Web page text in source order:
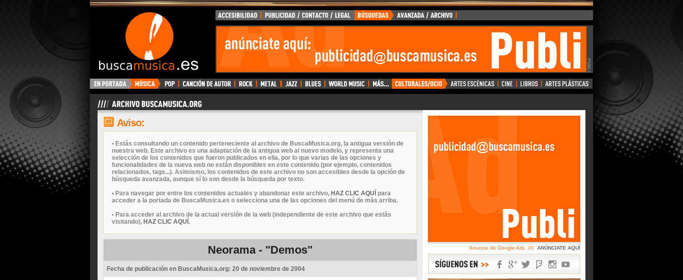
Aviso:
• Estás consultando un contenido perteneciente al archivo de BuscaMusica.org, la antigua versión de
nuestra web. Este archivo es una adaptación de la antigua web al nuevo modelo, y representa una
selección de los contenidos que fueron publicados en ella, por lo que varias de las opciones y
funcionalidades de la nueva web no están disponibles en este contenido (por ejemplo, contenidos
relacionados, tags...). Asimismo, los contenidos de este archivo no son accesibles desde la opción de
búsqueda avanzada, aunque sí lo son desde la búsqueda por texto.
• Para navegar por entre los contenidos actuales y abandonar este archivo, HAZ CLIC AQUÍ para
acceder a la portada de BuscaMusica.es o selecciona una de las opciones del menú de más arriba.
• Para acceder al archivo de la actual versión de la web (independiente de este archivo que estás
visitando), HAZ CLIC AQUÍ .
Neorama - "Demos"
Fecha de publicación en BuscaMusica.org: 20 de noviembre de 2004
Anuncio de Google Ads //// ANÚNCIATE AQUÍ